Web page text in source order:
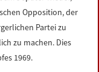
Opposition, der
Partei zu
zu machen. Dies
1969.